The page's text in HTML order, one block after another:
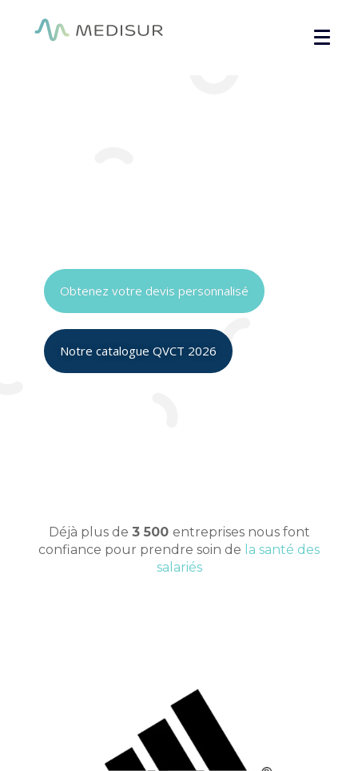
Obtenez votre devis personnalisé
Notre catalogue QVCT 2026
Déjà plus de 3 500 entreprises nous font
confiance pour prendre soin de la santé des
salariés